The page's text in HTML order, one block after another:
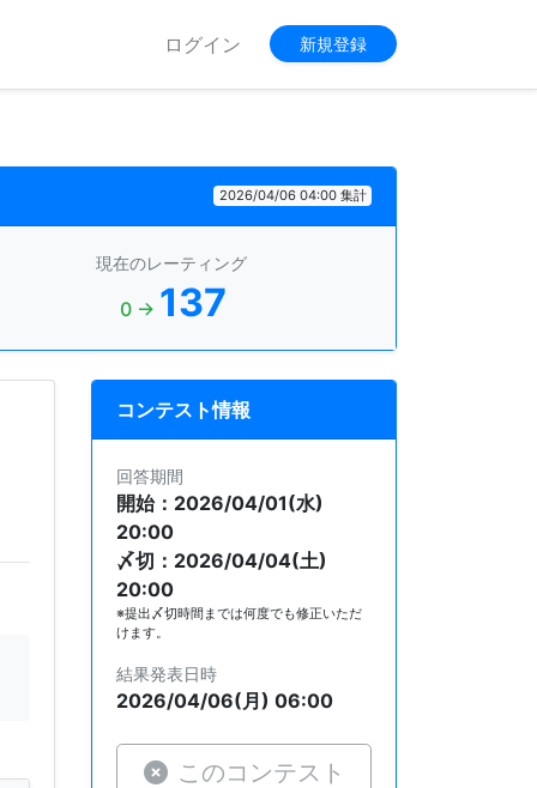
ログイン 新規登録
2026/04/06 04:00 集計
現在のレーティング
0 → 137
コンテスト情報
回答期間
開始：2026/04/01(水)
20:00
〆切：2026/04/04(土)
20:00
※提出〆切時間までは何度でも修正いただ
けます。
結果発表日時
2026/04/06(月) 06:00
このコンテスト